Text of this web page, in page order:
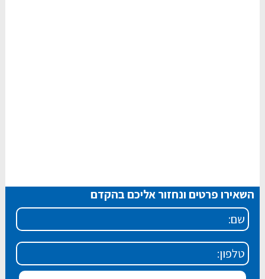
השאירו פרטים ונחזור אליכם בהקדם